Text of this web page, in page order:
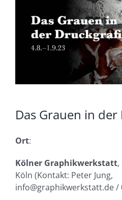
Das Grauen in
Ort:
Kölner Graphikwerkstatt,
Köln (Kontakt: Peter Jung,
info@graphikwerkstatt.de/